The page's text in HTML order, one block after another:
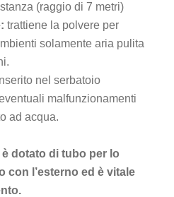
(raggio di 7 metri)
trattiene la polvere per
solamente aria pulita
nel serbatoio
malfunzionamenti
ad acqua.
dotato di tubo per lo
con l’esterno ed è vitale